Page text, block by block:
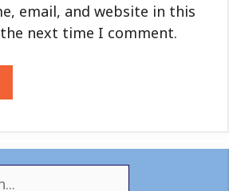
email, and website in this
next time I comment.